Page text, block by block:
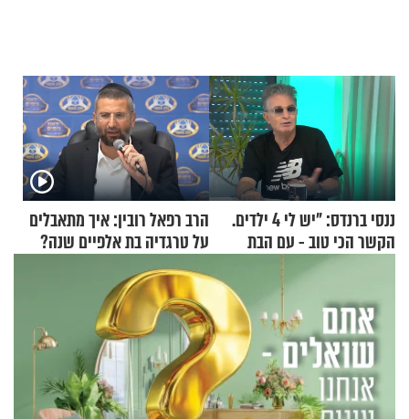
ננסי ברנדס: "יש לי 4 ילדים.
הקשר הכי טוב - עם הבת
החרדית"
הרב רפאל רובין: איך מתאבלים
על טרגדיה בת אלפיים שנה?